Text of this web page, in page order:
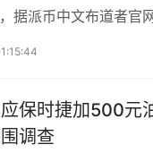
据派币中文布道者官
保时捷加500元
调查